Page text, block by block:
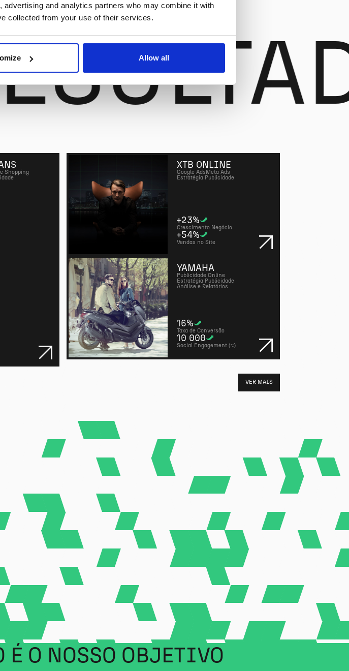
and analytics partners who may combine it with
collected from your use of their services.
Allow all
Shopping
XTB ONLINE
Google AdsMeta Ads
Estratégia Publicidade
+23%
Crescimento Negócio
+54%
Vendas no Site
YAMAHA
Publicidade Online
Estratégia Publicidade
Análise e Relatórios
16%
Taxa de Conversão
10 000
Social Engagement (≈)
VER MAIS
O NOSSO OBJETIVO